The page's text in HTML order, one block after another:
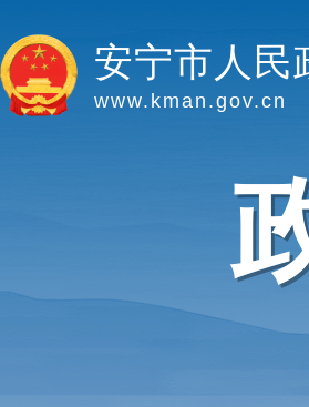
安宁市人民
www.kman.gov.cn